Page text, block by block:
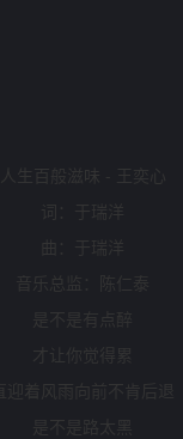
人生百般滋味 - 王奕心
词：于瑞洋
曲：于瑞洋
音乐总监：陈仁泰
是不是有点醉
才让你觉得累
直迎着风雨向前不肯后退
是不是路太黑